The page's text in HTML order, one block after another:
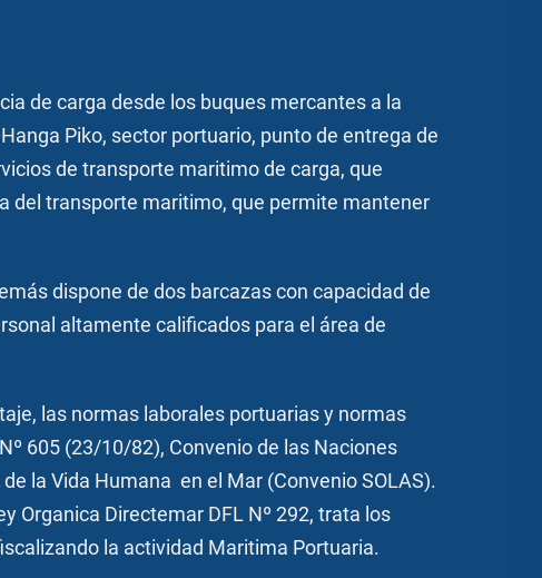
de carga desde los buques mercantes a la
Piko, sector portuario, punto de entrega de
de transporte maritimo de carga, que
del transporte maritimo, que permite mantener
dispone de dos barcazas con capacidad de
altamente calificados para el área de
las normas laborales portuarias y normas
605 (23/10/82), Convenio de las Naciones
la Vida Humana en el Mar (Convenio SOLAS).
Organica Directemar DFL Nº 292, trata los
la actividad Maritima Portuaria.